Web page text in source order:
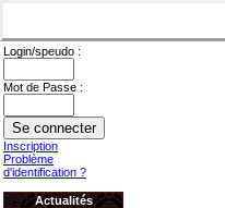
Login/speudo :
Mot de Passe :
Inscription
Problème
d'identification ?
Actualités